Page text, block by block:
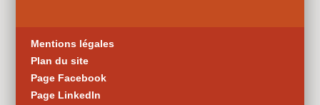
Mentions légales
Plan du site
Page Facebook
Page LinkedIn